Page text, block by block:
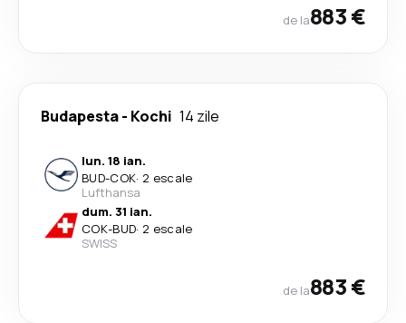
de la883 €
Budapesta- Kochi 14 zile
lun. 18 ian.
BUD-COK· 2 escale
Lufthansa
dum. 31 ian.
COK-BUD· 2 escale
SWISS
de la883 €